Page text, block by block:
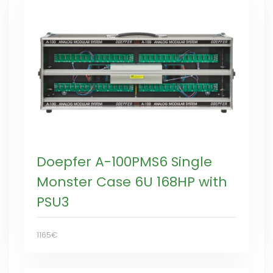
Doepfer A-100PMS6 Single
Monster Case 6U 168HP with
PSU3
1165€